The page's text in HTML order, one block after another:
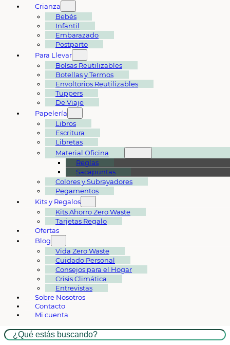
Crianza
Bebés
Infantil
Embarazado
Postparto
Para Llevar
Bolsas Reutilizables
Botellas y Termos
Envoltorios Reutilizables
Tuppers
De Viaje
Papelería
Libros
Escritura
Libretas
Material Oficina
Reglas
Sacapuntas
Colores y Subrayadores
Pegamentos
Kits y Regalos
Kits Ahorro Zero Waste
Tarjetas Regalo
Ofertas
Blog
Vida Zero Waste
Cuidado Personal
Consejos para el Hogar
Crisis Climática
Entrevistas
Sobre Nosotros
Contacto
Mi cuenta
Buscar